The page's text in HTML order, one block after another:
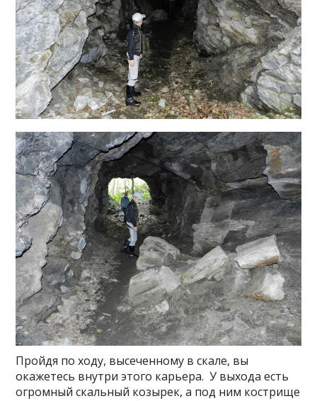
Пройдя по ходу, высеченному в скале, вы
окажетесь внутри этого карьера. У выхода есть
огромный скальный козырек, а под ним кострище